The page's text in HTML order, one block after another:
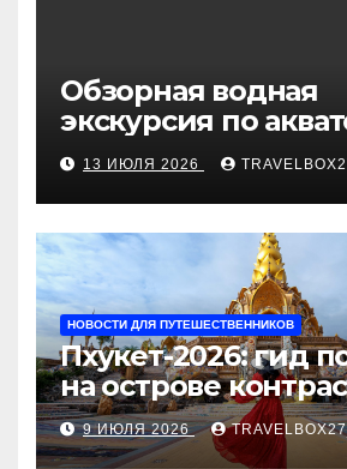
Обзорная водная
экскурсия по
бухты Песчаная
13 ИЮЛЯ 2026
НОВОСТИ ДЛЯ ПУТЕШЕСТВЕННИКОВ
Пхукет-2026: гид
на острове
9 ИЮЛЯ 2026